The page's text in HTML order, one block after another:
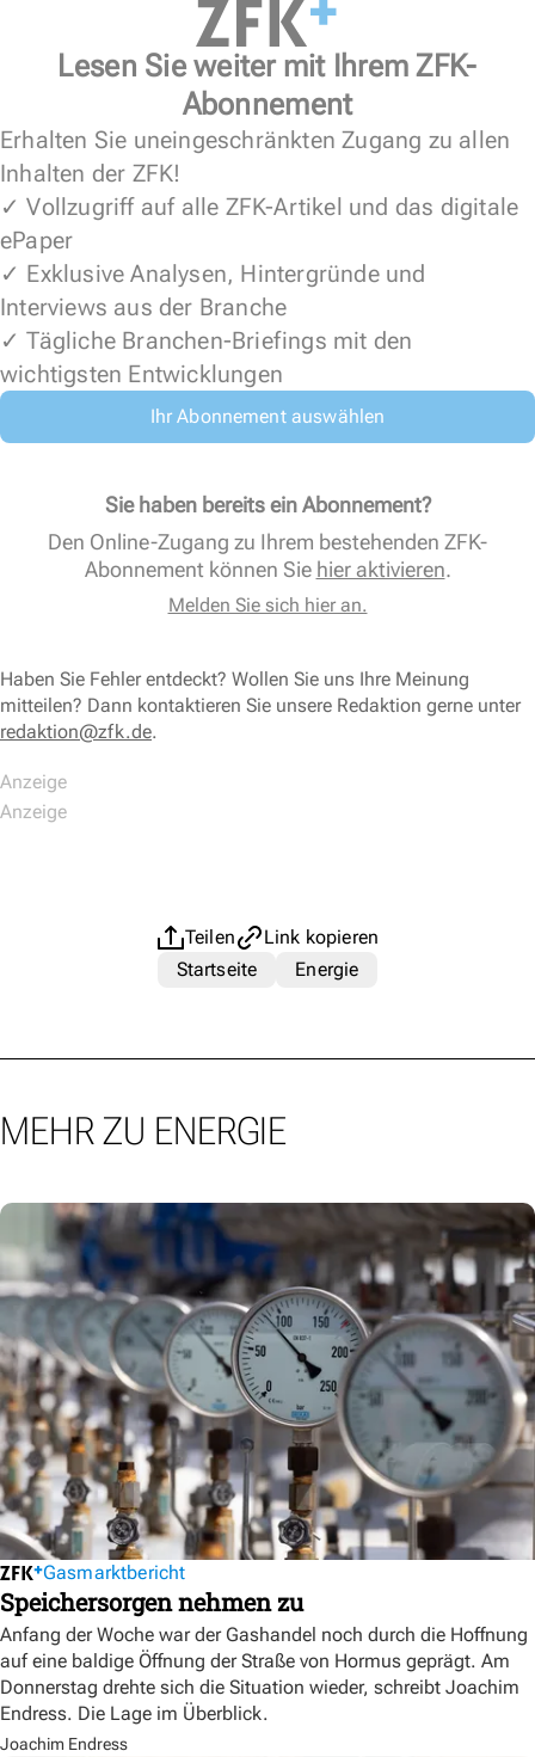
Lesen Sie weiter mit Ihrem ZFK-
Abonnement
Erhalten Sie uneingeschränkten Zugang zu allen
Inhalten der ZFK!
✓ Vollzugriff auf alle ZFK-Artikel und das digitale
ePaper
✓ Exklusive Analysen, Hintergründe und
Interviews aus der Branche
✓ Tägliche Branchen-Briefings mit den
wichtigsten Entwicklungen
Ihr Abonnement auswählen
Sie haben bereits ein Abonnement?
Den Online-Zugang zu Ihrem bestehenden ZFK-
Abonnement können Sie hier aktivieren.
Melden Sie sich hier an.
Haben Sie Fehler entdeckt? Wollen Sie uns Ihre Meinung
mitteilen? Dann kontaktieren Sie unsere Redaktion gerne unter
redaktion@zfk.de.
Teilen
Link kopieren
Startseite
Energie
MEHR ZU ENERGIE
Gasmarktbericht
Speichersorgen nehmen zu
Anfang der Woche war der Gashandel noch durch die Hoffnung
auf eine baldige Öffnung der Straße von Hormus geprägt. Am
Donnerstag drehte sich die Situation wieder, schreibt Joachim
Endress. Die Lage im Überblick.
Joachim Endress